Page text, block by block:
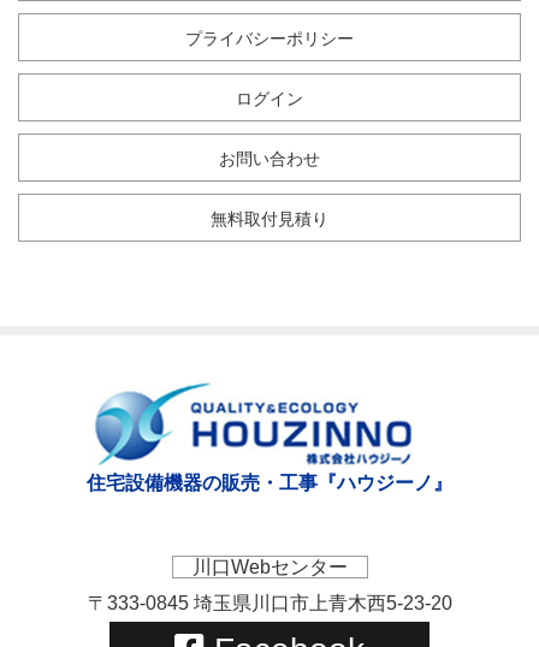
プライバシーポリシー
ログイン
お問い合わせ
無料取付見積り
住宅設備機器の販売・工事『ハウジーノ』
川口Webセンター
〒333-0845 埼玉県川口市上青木西5-23-20